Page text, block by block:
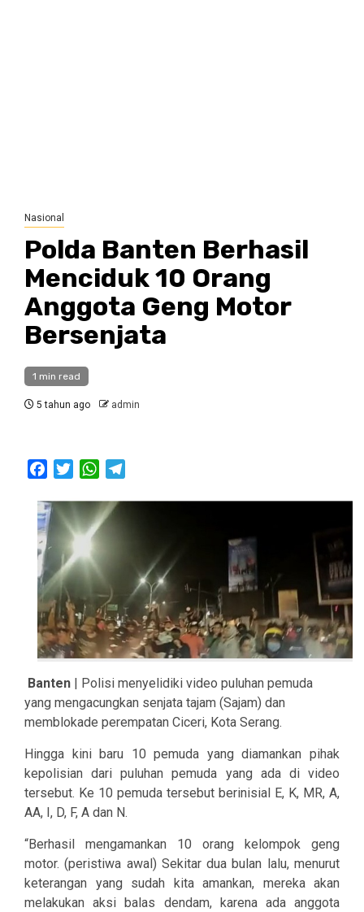
Nasional
Polda Banten Berhasil
Menciduk 10 Orang
Anggota Geng Motor
Bersenjata
1 min read
5 tahun ago admin
FacebookTwitterWhatsApp
Banten | Polisi menyelidiki video puluhan pemuda
yang mengacungkan senjata tajam (Sajam) dan
memblokade perempatan Ciceri, Kota Serang.
Hingga kini baru 10 pemuda yang diamankan pihak
kepolisian dari puluhan pemuda yang ada di video
tersebut. Ke 10 pemuda tersebut berinisial E, K, MR, A,
AA, I, D, F, A dan N.
“Berhasil mengamankan 10 orang kelompok geng
motor. (peristiwa awal) Sekitar dua bulan lalu, menurut
keterangan yang sudah kita amankan, mereka akan
melakukan aksi balas dendam, karena ada anggota